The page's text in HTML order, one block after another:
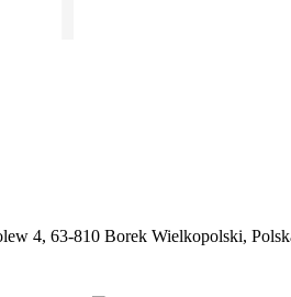
4, 63-810 Borek Wielkopolski,